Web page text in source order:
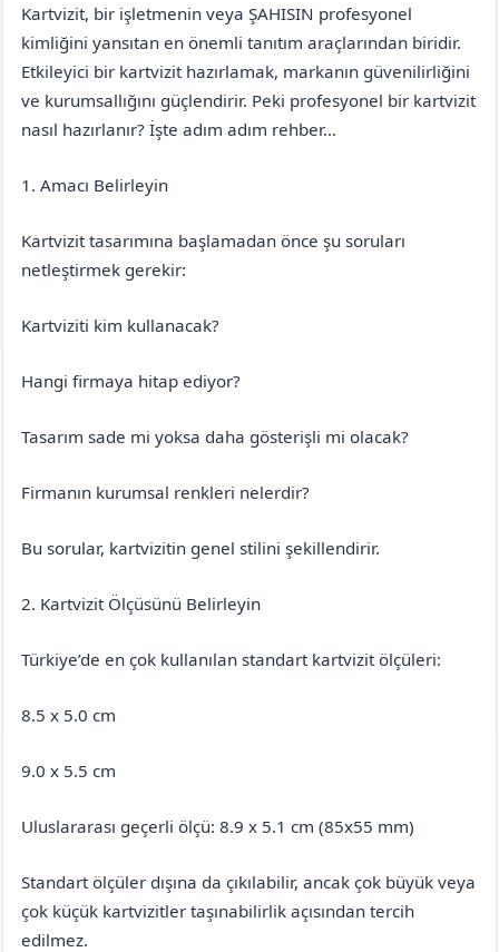
Kartvizit, bir işletmenin veya ŞAHISIN profesyonel
kimliğini yansıtan en önemli tanıtım araçlarından biridir.
Etkileyici bir kartvizit hazırlamak, markanın güvenilirliğini
ve kurumsallığını güçlendirir. Peki profesyonel bir kartvizit
nasıl hazırlanır? İşte adım adım rehber…
1. Amacı Belirleyin
Kartvizit tasarımına başlamadan önce şu soruları
netleştirmek gerekir:
Kartviziti kim kullanacak?
Hangi firmaya hitap ediyor?
Tasarım sade mi yoksa daha gösterişli mi olacak?
Firmanın kurumsal renkleri nelerdir?
Bu sorular, kartvizitin genel stilini şekillendirir.
2. Kartvizit Ölçüsünü Belirleyin
Türkiye’de en çok kullanılan standart kartvizit ölçüleri:
8.5 x 5.0 cm
9.0 x 5.5 cm
Uluslararası geçerli ölçü: 8.9 x 5.1 cm (85x55 mm)
Standart ölçüler dışına da çıkılabilir, ancak çok büyük veya
çok küçük kartvizitler taşınabilirlik açısından tercih
edilmez.